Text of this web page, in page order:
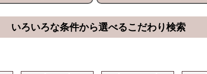
いろいろな条件から選べるこだわり検索